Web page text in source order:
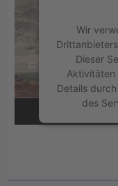
Wir
Dieser
Aktivitäten
Details
des